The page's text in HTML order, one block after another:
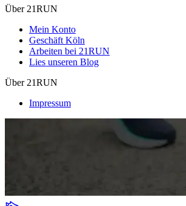
Über 21RUN
Mein Konto
Geschäft Köln
Arbeiten bei 21RUN
Lies unseren Blog
Über 21RUN
Impressum